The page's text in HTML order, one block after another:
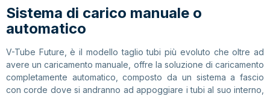
Sistema di carico manuale o
automatico
V-Tube Future, è il modello taglio tubi più evoluto che oltre ad
avere un caricamento manuale, offre la soluzione di caricamento
completamente automatico, composto da un sistema a fascio
con corde dove si andranno ad appoggiare i tubi al suo interno,